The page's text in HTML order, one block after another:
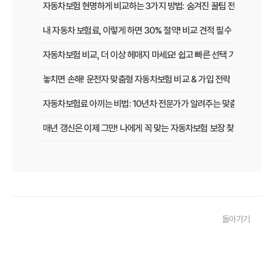
자동차보험 현명하게 비교하는 3가지 방법: 숨겨진 꿀팁 전격 공개
내 자동차 보험료, 이렇게 하면 30% 절약! 비교 견적 필수
자동차보험 비교, 더 이상 헤매지 마세요! 쉽고 빠른 선택 가이드
놓치면 손해! 운전자 맞춤형 자동차보험 비교 & 가입 전략
자동차보험료 아끼는 비법: 10년차 전문가가 알려주는 맞춤형 설계 전
매년 갱신은 이제 그만! 나에게 꼭 맞는 자동차보험 보장 찾는 법
놓치면 후회! 자동차보험 가입 전 반드시 알아야 할 핵심 정보
돌아가기